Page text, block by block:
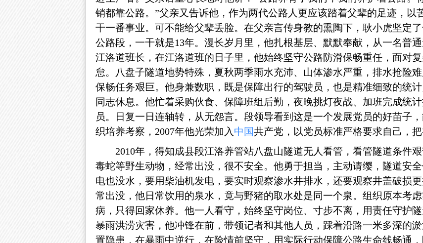
销都靠公路。”父亲又告诉他，作为两代公路人更应该踏着父辈的足迹，以
干一番事业。可不能给父辈丢脸。在父亲言传身教的熏陶下，耿小虎坚定
公路段，一干就是13年。漫长岁月里，他扎根基层、默默奉献，从一名普
江洛道班长，在江洛道班的日子里，他始终坚守公路防滑保畅重任，面对
怠。八盘子隧道地势特殊，夏秋两季雨水充沛、山体渗水严重，排水抢险
保畅任务艰巨。他身兼数职，既是保障出行的驾驶员，也是精准细致的统
同志休息。他忙着采购伙食、保障班组后勤，夜晚挑灯夜战、加班完成统
员。日复一日连轴转，从无怨言。段领导看到这是一个发展党员的好苗子
织培养考察，2007年他光荣加入 中国共产党，以党员标准严格要求自己，
2010年，得知成县段江洛养管站八盘山隧道无人看管，看管隧道条件
毒蛇等野生动物，经常出没，很不安全。他勇于担当，主动请缨，隧道安
电也没水，要用柴油机发电，要实时观察渗水井排水，还要观察井盖破损
常出没，他日常饮用的泉水，竟与野猪的取水处是同一个泉。组织原本考
病，只得回家休养。他一人看守，始终坚守岗位、寸步不离，用责任守护隧
暴雨洪涝灾害，他冲锋在前，带领记者和其他人员，踩着沿路一米多深的
置隐患，在暴雨中逆行，在险情前坚守，用实际行动保障公路生命线畅通